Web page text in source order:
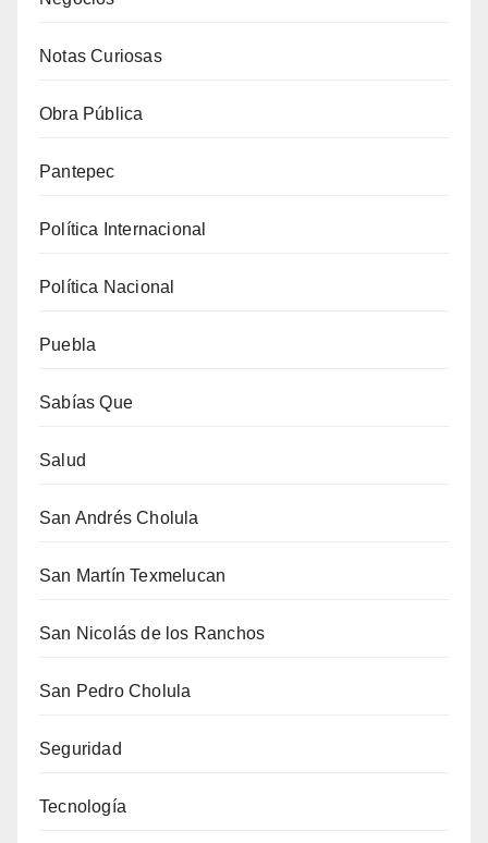
Notas Curiosas
Obra Pública
Pantepec
Política Internacional
Política Nacional
Puebla
Sabías Que
Salud
San Andrés Cholula
San Martín Texmelucan
San Nicolás de los Ranchos
San Pedro Cholula
Seguridad
Tecnología